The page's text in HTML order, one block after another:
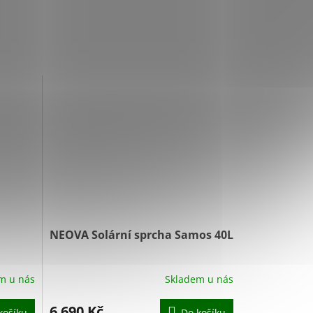
u nás
NEOVA Solární sprcha Samos 40L
Skladem u nás